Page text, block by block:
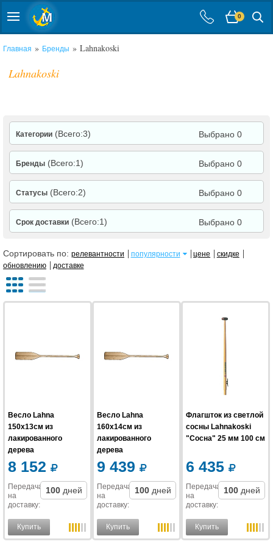
0
Главная » Бренды » Lahnakoski
Lahnakoski
Категории (Всего:3) Выбрано 0
Бренды (Всего:1) Выбрано 0
Статусы (Всего:2) Выбрано 0
Срок доставки (Всего:1) Выбрано 0
Сортировать по: релевантности популярности цене
скидке
обновлению
доставке
Весло Lahna
150x13см из
лакированного
дерева
8 152
Передача
на
доставку:
100 дней
Купить
Весло Lahna
160x14см из
лакированного
дерева
9 439
Передача
на
доставку:
100 дней
Купить
Флагшток из светлой
сосны Lahnakoski
"Сосна" 25 мм 100 см
6 435
Передача
на
доставку:
100 дней
Купить